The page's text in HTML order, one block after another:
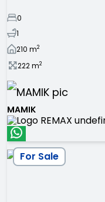
0
1
210 m2
222m2
MAMIK
For Sale